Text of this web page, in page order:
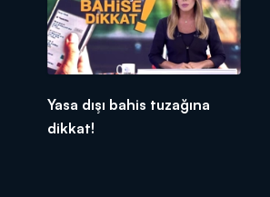
Yasa dışı bahis tuzağına
dikkat!